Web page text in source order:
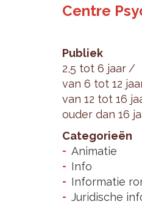
Centre
Publiek
2,5 tot 6 jaar
van 6 tot 12
van 12 tot 16
ouder dan 16
Categorieën
Animatie
Info
Informatie
Juridische